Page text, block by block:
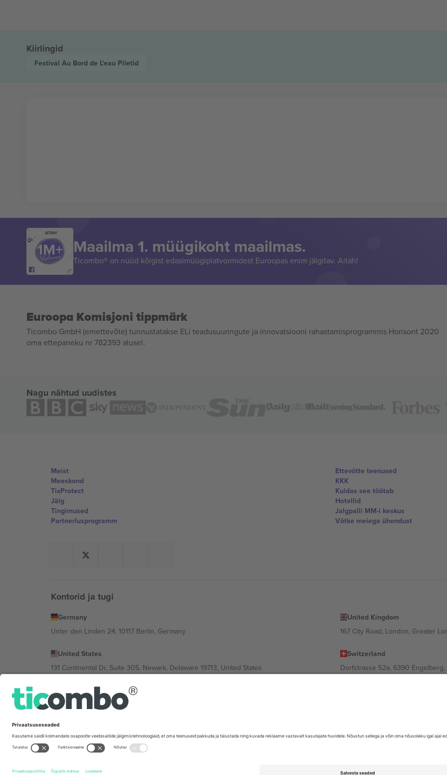
Kiirlingid
Festival Au Bord de L'eau Piletid
AITÄH!
Maailma 1. müügikoht maailmas.
Ticombo® on nüüd kõigist edasimüügiplatvormidest Euroopas enim jälgitav. Aitäh!
Euroopa Komisjoni tippmärk
Ticombo GmbH (emettevõte) tunnustatakse ELi teadusuuringute ja innovatsiooni rahastamisprogrammis Horisont 2020
oma ettepaneku nr 782393 alusel.
Nagu nähtud uudistes
Meist
Meeskond
TixProtect
Jälg
Tingimused
Partnerlusprogramm
Ettevõtte teenused
KKK
Kuidas see töötab
Hotellid
Jalgpalli MM-i keskus
Võtke meiega ühendust
Kontorid ja tugi
Germany
Unter den Linden 24, 10117 Berlin, Germany
United Kingdom
167 City Road, London, Greater
United States
131 Continental Dr, Suite 305, Newark, Delaware 19713, United States
Switzerland
Dorfstrasse 52a, 6390
Bulgaria
Regus Sofia City West, bul Totleben 53-55, 1606 Sofia, Bulgaria
Mexico
Av Chapultepec 360, Roma Norte, Cuauhtémoc, 06700 Ciudad de México, CDMX, Mexico
Tingimused.© 2026 Ticombo. Kõik õigused kaitstud.